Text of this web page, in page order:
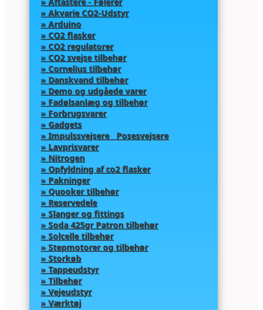
» Akvarie CO2-Udstyr
» Arduino
» CO2 flasker
» CO2 regulatorer
» CO2 svejse tilbehør
» Cornelius tilbehør
» Danskvand tilbehør
» Demo og udgåede varer
» Fadølsanlæg og tilbehør
» Forbrugsvarer
» Gadgets
» Impulssvejsere Posesvejsere
» Lavprisvarer
» Nitrogen
» Opfyldning af co2 flasker
» Pakninger
» Quooker tilbehør
» Reservedele
» Slanger og fittings
» Soda 425gr Patron tilbehør
» Solcelle tilbehør
» Stepmotorer og tilbehør
» Storkøb
» Tappeudstyr
» Tilbehør
» Vejeudstyr
» Værktøj